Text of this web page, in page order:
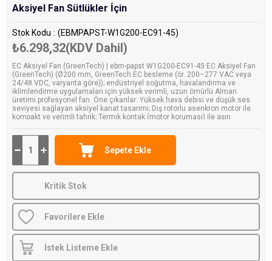
Aksiyel Fan Sütlükler İçin
Stok Kodu (EBMPAPST-W1G200-EC91-45)
₺6.298,32(KDV Dahil)
EC Aksiyel Fan (GreenTech) | ebm-papst W1G200-EC91-45 EC Aksiyel Fan
(GreenTech) (Ø200 mm, GreenTech EC besleme (ör. 200–277 VAC veya
24/48 VDC, varyanta göre)); endüstriyel soğutma, havalandırma ve
iklimlendirme uygulamaları için yüksek verimli, uzun ömürlü Alman
üretimi profesyonel fan. Öne çıkanlar: Yüksek hava debisi ve düşük ses
seviyesi sağlayan aksiyel kanat tasarımı; Dış rotorlu asenkron motor ile
kompakt ve verimli tahrik; Termik kontak (motor koruması) ile aşırı
güvencesiyle.
Kritik Stok
Favorilere Ekle
İstek Listeme Ekle